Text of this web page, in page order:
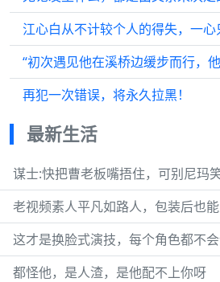
“初次遇见他在溪桥边缓步而行，
再犯一次错误，将永久拉黑！
最新生活
谋士:快把曹老板嘴捂住，可别尼玛
老视频素人平凡如路人，包装后也
这才是换脸式演技，每个角色都不
都怪他，是人渣，是他配不上你呀